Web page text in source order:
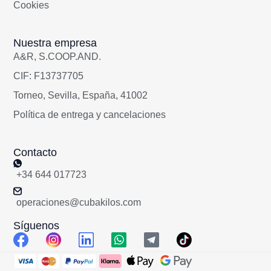
Cookies
Nuestra empresa
A&R, S.COOP.AND.
CIF: F13737705
Torneo, Sevilla, España, 41002
Política de entrega y cancelaciones
Contacto
+34 644 017723
operaciones@cubakilos.com
Síguenos